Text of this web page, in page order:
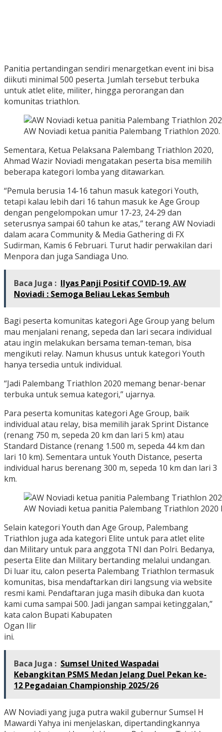
Panitia pertandingan sendiri menargetkan event ini bisa
diikuti minimal 500 peserta. Jumlah tersebut terbuka
untuk atlet elite, militer, hingga perorangan dan
komunitas triathlon.
AW Noviadi ketua panitia Palembang Triathlon 2020.
Sementara, Ketua Pelaksana Palembang Triathlon 2020,
Ahmad Wazir Noviadi mengatakan peserta bisa memilih
beberapa kategori lomba yang ditawarkan.
“Pemula berusia 14-16 tahun masuk kategori Youth,
tetapi kalau lebih dari 16 tahun masuk ke Age Group
dengan pengelompokan umur 17-23, 24-29 dan
seterusnya sampai 60 tahun ke atas,” terang AW Noviadi
dalam acara Community & Media Gathering di FX
Sudirman, Kamis 6 Februari. Turut hadir perwakilan dari
Menpora dan juga Sandiaga Uno.
Baca Juga : Ilyas Panji Positif COVID-19, AW
Noviadi : Semoga Beliau Lekas Sembuh
Bagi peserta komunitas kategori Age Group yang belum
mau menjalani renang, sepeda dan lari secara individual
atau ingin melakukan bersama teman-teman, bisa
mengikuti relay. Namun khusus untuk kategori Youth
hanya tersedia untuk individual.
“Jadi Palembang Triathlon 2020 memang benar-benar
terbuka untuk semua kategori,” ujarnya.
Para peserta komunitas kategori Age Group, baik
individual atau relay, bisa memilih jarak Sprint Distance
(renang 750 m, sepeda 20 km dan lari 5 km) atau
Standard Distance (renang 1.500 m, sepeda 44 km dan
lari 10 km). Sementara untuk Youth Distance, peserta
individual harus berenang 300 m, sepeda 10 km dan lari 3
km.
AW Noviadi ketua panitia Palembang Triathlon 2020
Selain kategori Youth dan Age Group, Palembang
Triathlon juga ada kategori Elite untuk para atlet elite
dan Military untuk para anggota TNI dan Polri. Bedanya,
peserta Elite dan Military bertanding melalui undangan.
Di luar itu, calon peserta Palembang Triathlon termasuk
komunitas, bisa mendaftarkan diri langsung via website
resmi kami. Pendaftaran juga masih dibuka dan kuota
kami cuma sampai 500. Jadi jangan sampai ketinggalan,”
kata calon Bupati Kabupaten
Ogan Ilir
ini.
Baca Juga : Sumsel United Waspadai
Kebangkitan PSMS Medan Jelang Duel Pekan ke-
12 Pegadaian Championship 2025/26
AW Noviadi yang juga putra wakil gubernur Sumsel H
Mawardi Yahya ini menjelaskan, dipertandingkannya